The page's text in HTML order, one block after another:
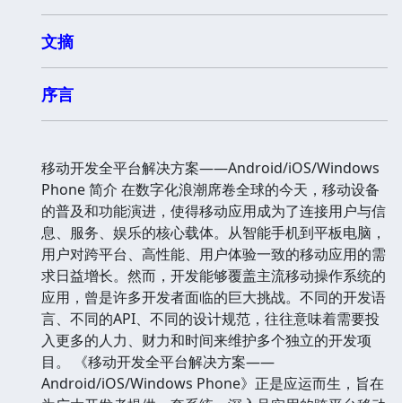
文摘
序言
移动开发全平台解决方案——Android/iOS/Windows
Phone 简介 在数字化浪潮席卷全球的今天，移动设备
的普及和功能演进，使得移动应用成为了连接用户与信
息、服务、娱乐的核心载体。从智能手机到平板电脑，
用户对跨平台、高性能、用户体验一致的移动应用的需
求日益增长。然而，开发能够覆盖主流移动操作系统的
应用，曾是许多开发者面临的巨大挑战。不同的开发语
言、不同的API、不同的设计规范，往往意味着需要投
入更多的人力、财力和时间来维护多个独立的开发项
目。 《移动开发全平台解决方案——
Android/iOS/Windows Phone》正是应运而生，旨在